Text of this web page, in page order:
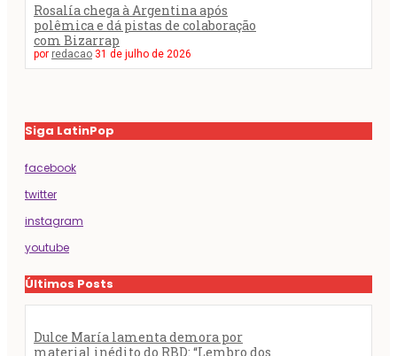
Rosalía chega à Argentina após
polêmica e dá pistas de colaboração
com Bizarrap
por redacao 31 de julho de 2026
Siga LatinPop
facebook
twitter
instagram
youtube
Últimos Posts
Dulce María lamenta demora por
material inédito do RBD: “Lembro dos